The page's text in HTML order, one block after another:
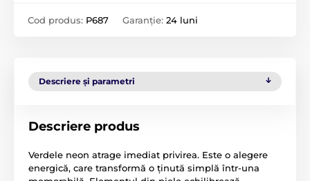
Cod produs: P687 Garanție: 24 luni
Descriere și parametri
Descriere produs
Verdele neon atrage imediat privirea. Este o alegere
energică, care transformă o ținută simplă într-una